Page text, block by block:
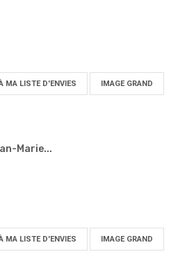
MA LISTE D'ENVIES IMAGE GRAND
Marie...
MA LISTE D'ENVIES IMAGE GRAND